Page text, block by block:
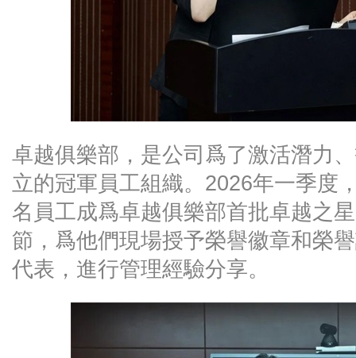
卓越俱樂部，是公司爲了激活潛力
立的冠軍員工組織。2026年一季度
名員工成爲卓越俱樂部首批卓越之
節，爲他們現場授予榮譽徽章和榮
代表，進行管理經驗分享。